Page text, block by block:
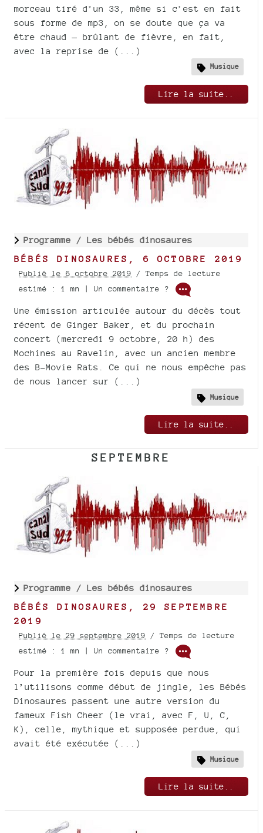
morceau tiré d’un 33, même si c’est en fait
sous forme de mp3, on se doute que ça va
être chaud — brûlant de fièvre, en fait,
avec la reprise de (...)
Musique
Lire la suite..
Programme / Les bébés dinosaures
BÉBÉS DINOSAURES, 6 OCTOBRE 2019
Publié le 6 octobre 2019 / Temps de lecture
estimé : 1 mn | Un commentaire ?
Une émission articulée autour du décès tout
récent de Ginger Baker, et du prochain
concert (mercredi 9 octobre, 20 h) des
Mochines au Ravelin, avec un ancien membre
des B-Movie Rats. Ce qui ne nous empêche pas
de nous lancer sur (...)
Musique
Lire la suite..
SEPTEMBRE
Programme / Les bébés dinosaures
BÉBÉS DINOSAURES, 29 SEPTEMBRE
2019
Publié le 29 septembre 2019 / Temps de lecture
estimé : 1 mn | Un commentaire ?
Pour la première fois depuis que nous
l’utilisons comme début de jingle, les Bébés
Dinosaures passent une autre version du
fameux Fish Cheer (le vrai, avec F, U, C,
K), celle, mythique et supposée perdue, qui
avait été exécutée (...)
Musique
Lire la suite..